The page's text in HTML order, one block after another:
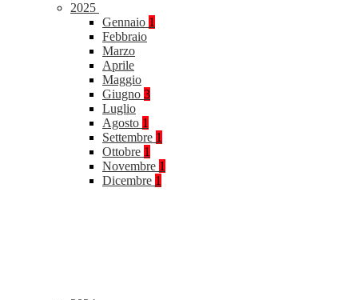
2025
Gennaio 1
Febbraio
Marzo
Aprile
Maggio
Giugno 3
Luglio
Agosto 1
Settembre 1
Ottobre 1
Novembre 1
Dicembre 1